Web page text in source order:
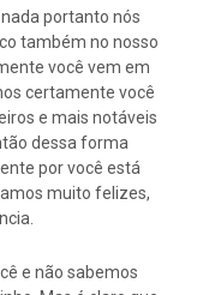
portanto nós
também no nosso
você vem em
certamente você
e mais notáveis
dessa forma
por você está
muito felizes,
e não sabemos